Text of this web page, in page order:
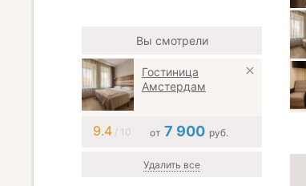
Вы смотрели
Гостиница
Амстердам
9.4/ 10 от 7 900 руб.
Удалить все